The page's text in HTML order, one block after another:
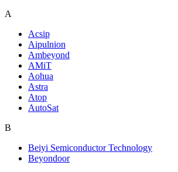
A
Acsip
Aipulnion
Ambeyond
AMiT
Aohua
Astra
Atop
AutoSat
B
Beiyi Semiconductor Technology
Beyondoor